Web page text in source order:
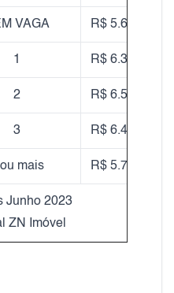
VAGA R$ 5.640,00
1 R$ 6.340,00
2 R$ 6.530,00
3 R$ 6.440,00
mais R$ 5.770,00
Junho 2023
ZN Imóvel